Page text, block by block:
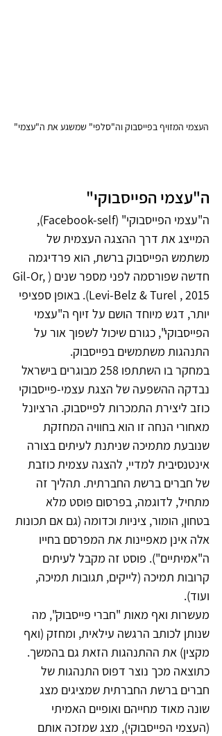
העצמי המזויף בפייסבוק וה"סלפי" שמשגע את ה"עצמי"
ה"עצמי הפייסבוקי"
ה"עצמי הפייסבוקי" (Facebook-self),
המייצג את דרך ההצגה העצמית של
משתמש הפייסבוק ברשת, הוא פרדיגמה
חדשה שפורסמה לפני מספר שנים (Gil-Or,
Levi-Belz & Turel , 2015). באופן ספציפי
יותר, דגש מיוחד הושם על זיוף ה"עצמי
הפייסבוקי", כגורם שיכול לשפוך אור על
התנהגות משתמשים בפייסבוק.
במחקר בו השתתפו 258 מבוגרים בישראל
נבדקה ההשפעה של הצגת עצמי-פייסבוקי
כוזב ליצירת התמכרות לפייסבוק. הרציונל
מאחורי הנחה זו הוא בחוויה המחזקת
שנובעת מתמיכה שניתנת לעיתים בצורה
אינטנסיבית למדיי, להצגה עצמית כוזבת
של חברים ברשת החברתית. תהליך זה
מתחיל, לדוגמה, בפרסום פוסט מלא
בטחון, הומור, ציניות וכדומה (גם אם תכונות
אלה אינן מאפיינות את המפרסם בחייו
ה"אמיתיים"). פוסט זה מקבל לעיתים
קרובות תמיכה (לייקים, תגובות תמיכה,
ועוד).
מעשרות ואף מאות "חברי פייסבוק", מה
שנותן לכותב הרגשה עילאית, ומחזק (ואף
מקצין) את ההתנהגות הזאת גם בהמשך.
כתוצאה מכך נוצר דפוס התנהגות של
חברים ברשת החברתית שמציגים מצג
שונה מאוד מחייהם ואופיים האמיתי
(העצמי הפייסבוקי), מצג שמזכה אותם